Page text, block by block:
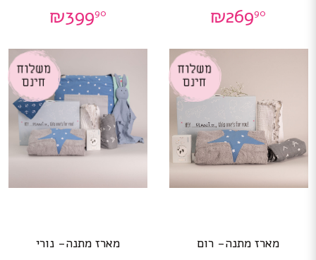
₪26990
₪39990
מארז מתנה- רום מארז מתנה- נורי